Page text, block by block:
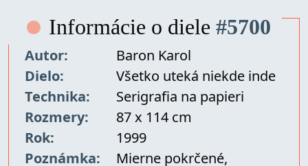
Informácie o diele #5700
Autor:
Baron Karol
Dielo:
Všetko uteká niekde inde
Technika:
Serigrafia na papieri
Rozmery:
87 x 114 cm
Rok:
1999
Poznámka:
Mierne pokrčené,